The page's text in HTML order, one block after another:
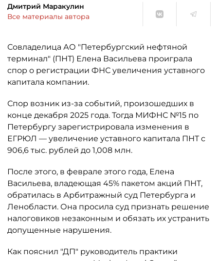
Дмитрий Маракулин
Все материалы автора
Совладелица АО "Петербургский нефтяной
терминал" (ПНТ) Елена Васильева проиграла
спор о регистрации ФНС увеличения уставного
капитала компании.
Спор возник из-за событий, произошедших в
конце декабря 2025 года. Тогда МИФНС №15 по
Петербургу зарегистрировала изменения в
ЕГРЮЛ — увеличение уставного капитала ПНТ с
906,6 тыс. рублей до 1,008 млн.
После этого, в феврале этого года, Елена
Васильева, владеющая 45% пакетом акций ПНТ,
обратилась в Арбитражный суд Петербурга и
Ленобласти. Она просила суд признать решение
налоговиков незаконным и обязать их устранить
допущенные нарушения.
Как пояснил "ДП" руководитель практики